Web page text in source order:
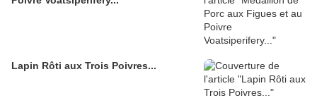
Lapin Rôti aux Trois Poivres...